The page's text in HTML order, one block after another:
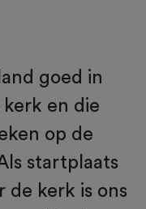
goed in
en die
op de
startplaats
de kerk is ons